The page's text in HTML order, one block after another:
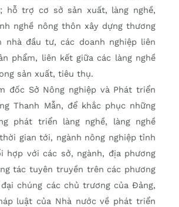
hỗ trợ cơ sở sản xuất, làng nghề,
nghề nông thôn xây dựng thương
nhà đầu tư, các doanh nghiệp liên
phẩm, liên kết giữa các làng nghề
sản xuất, tiêu thụ.
đốc Sở Nông nghiệp và Phát triển
Thanh Mẫn, để khắc phục những
phát triển làng nghề, làng nghề
gian tới, ngành nông nghiệp tỉnh
hợp với các sở, ngành, địa phương
tác tuyên truyền trên các phương
chúng các chủ trương của Đảng,
luật của Nhà nước về phát triển